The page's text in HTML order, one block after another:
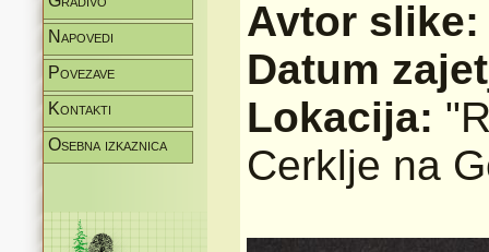
Napovedi
Povezave
Kontakti
Osebna izkaznica
Avtor
Datum
Lokacija:
Cerklje na